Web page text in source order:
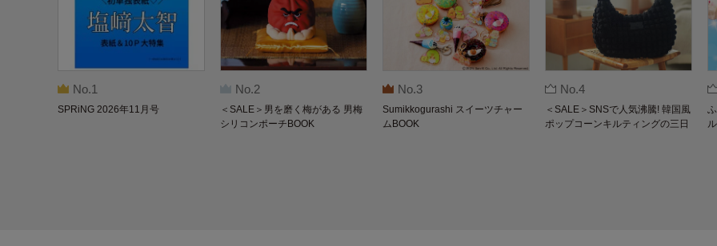
No.1
SPRiNG 2026年11月号
No.2
＜SALE＞男を磨く梅がある 男梅
シリコンポーチBOOK
No.3
Sumikkogurashi スイーツチャー
ムBOOK
No.4
＜SALE＞SNSで人気沸騰! 韓国風
ポップコーンキルティングの三日